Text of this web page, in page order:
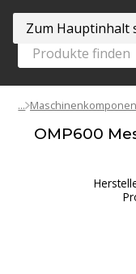
Zum Hauptinhalt
OMP600